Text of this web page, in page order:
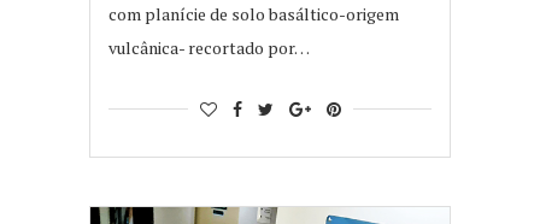
com planície de solo basáltico-origem
vulcânica- recortado por…